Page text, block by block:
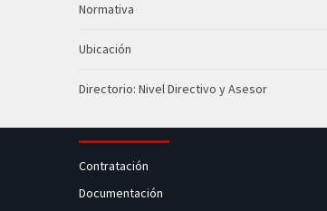
Normativa
Ubicación
Directorio: Nivel Directivo y Asesor
Contratación
Documentación